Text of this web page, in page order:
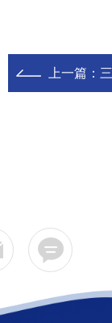
上一篇：